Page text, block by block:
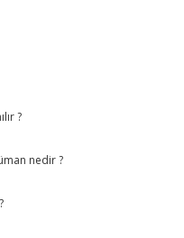
?
nedir ?